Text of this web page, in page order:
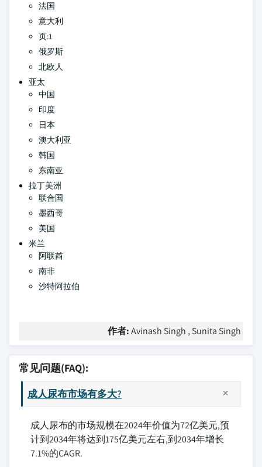
法国
意大利
页:1
俄罗斯
北欧人
亚太
中国
印度
日本
澳大利亚
韩国
东南亚
拉丁美洲
联合国
墨西哥
美国
米兰
阿联酋
南非
沙特阿拉伯
作者:Avinash Singh , Sunita Singh
常见问题(FAQ):
成人尿布市场有多大?
成人尿布的市场规模在2024年价值为72亿美元,预
计到2034年将达到175亿美元左右,到2034年增长
7.1%的CAGR.